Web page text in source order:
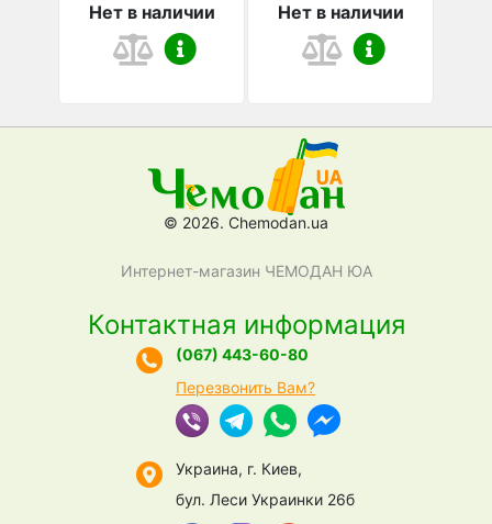
Нет в наличии Нет в наличии
© 2026. Chemodan.ua
Интернет-магазин ЧЕМОДАН ЮА
Контактная информация
(067) 443-60-80
Перезвонить Вам?
Украина, г. Киев,
бул. Леси Украинки 26б